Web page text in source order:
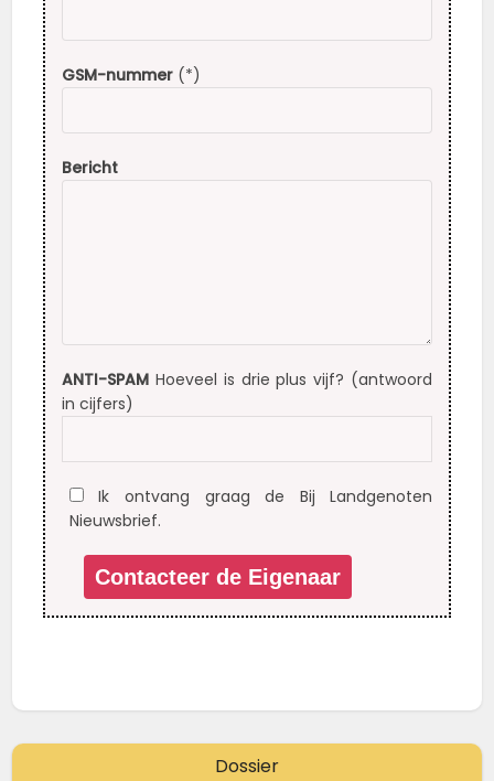
GSM-nummer(*)
Bericht
ANTI-SPAMHoeveel is drie plus vijf? (antwoord
in cijfers)
Ik ontvang graag de Bij Landgenoten
Nieuwsbrief.
Dossier